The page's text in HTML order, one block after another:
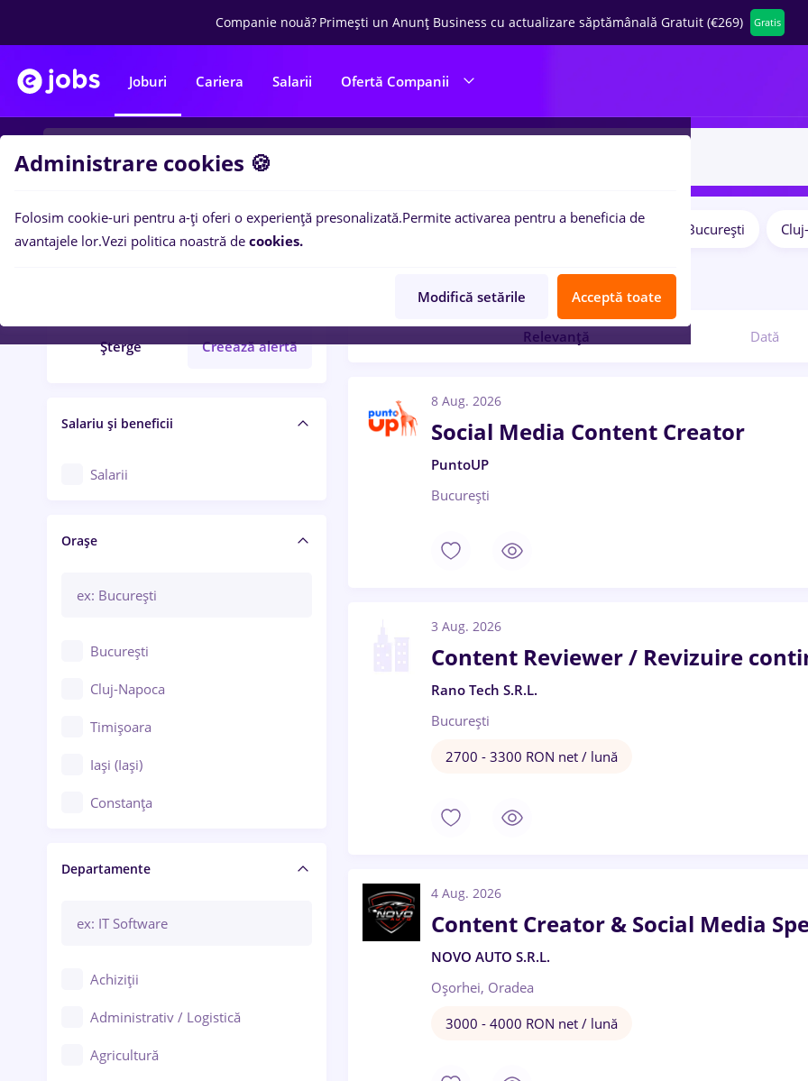
Companie nouă? Primești un Anunț Business cu actualizare săptămânală Gratuit (€269) Gratis
Joburi Cariera Salarii Ofertă Companii
Filtre
Șterge Creează alertă
Salariu și beneficii
Salarii
Orașe
București
Cluj-Napoca
Timișoara
Iași (Iași)
Constanța
Brașov
Bacău
Galați (Galați)
Ploiești
Departamente
Achiziții
Administrativ / Logistică
Agricultură
București
content
Relevanță Dată
8 Aug. 2026
Social Media Content Creator
PuntoUP
București
3 Aug. 2026
Content Reviewer / Revizuire
Rano Tech S.R.L.
București
2700 - 3300 RON net / lună
4 Aug. 2026
Content Creator & Social Media
NOVO AUTO S.R.L.
Oșorhei, Oradea
3000 - 4000 RON net / lună
Administrare cookies 🍪
Folosim cookie-uri pentru a-ți oferi o experiență presonalizată.Permite activarea pentru a beneficia de
avantajele lor.Vezi politica noastră de cookies.
Modifică setările Acceptă toate